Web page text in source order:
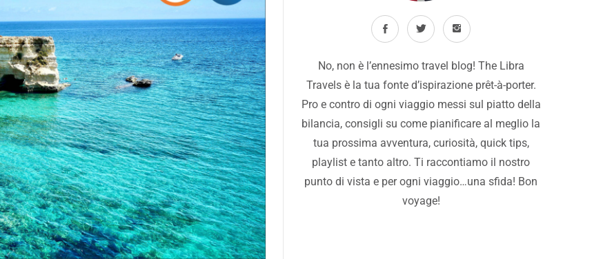
No, non è l’ennesimo travel blog! The Libra
Travels è la tua fonte d’ispirazione prêt-à-porter.
Pro e contro di ogni viaggio messi sul piatto della
bilancia, consigli su come pianificare al meglio la
tua prossima avventura, curiosità, quick tips,
playlist e tanto altro. Ti raccontiamo il nostro
punto di vista e per ogni viaggio…una sfida! Bon
voyage!